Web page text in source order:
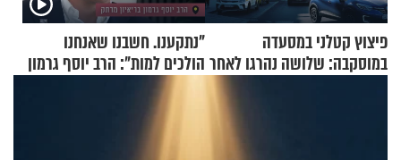
פיצוץ קטלני במסעדה
במוסקבה: שלושה נהרגו לאחר
שמטען שנשאה אישה התפוצץ
"נתקענו. חשבנו שאנחנו
הולכים למות": הרב יוסף גרמון
בריאיון מרתק